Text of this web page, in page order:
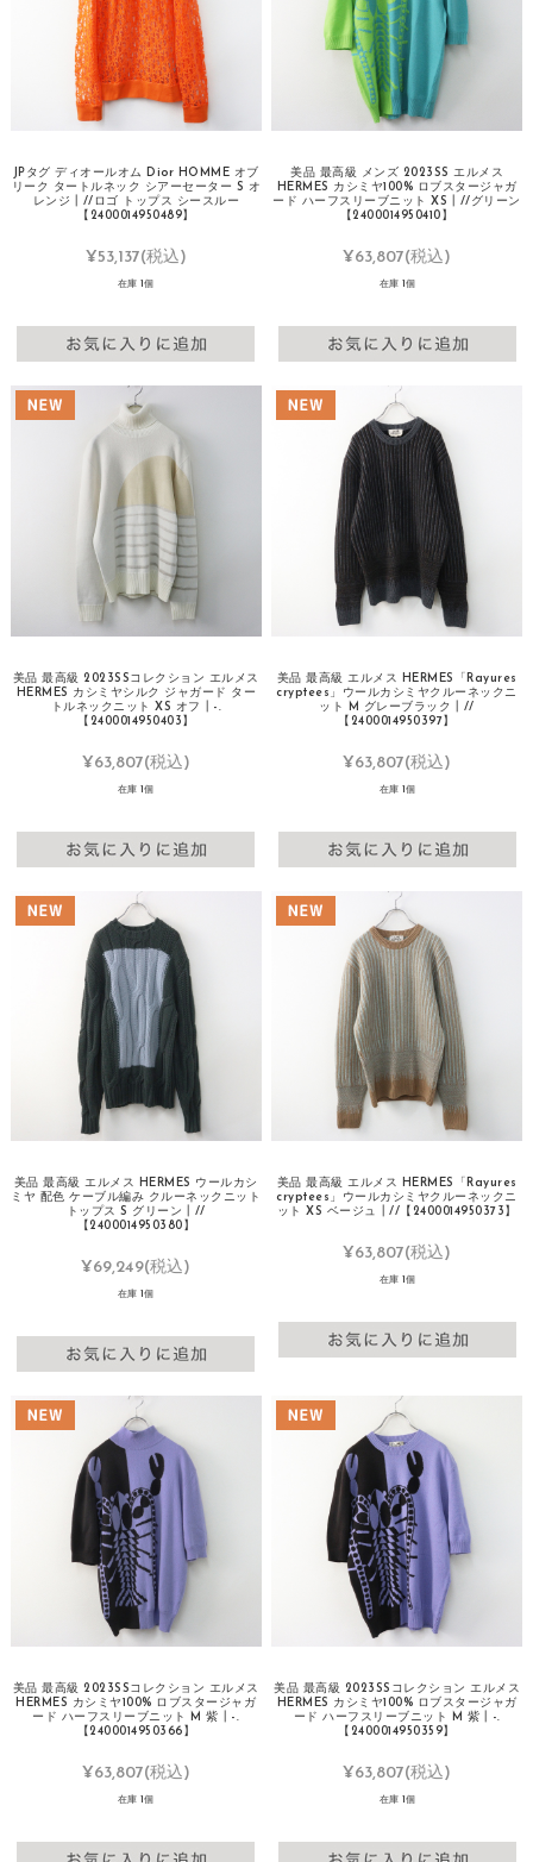
JPタグ ディオールオム Dior HOMME オブ
リーク タートルネック シアーセーター S オ
レンジ┃//ロゴ トップス シースルー
【2400014950489】
¥53,137(税込)
在庫 1個
美品 最高級 メンズ 2023SS エルメス
HERMES カシミヤ100% ロブスタージャガ
ード ハーフスリーブニット XS┃//グリーン
【2400014950410】
¥63,807(税込)
在庫 1個
美品 最高級 2023SSコレクション エルメス
HERMES カシミヤシルク ジャガード ター
トルネックニット XS オフ┃-.
【2400014950403】
¥63,807(税込)
在庫 1個
美品 最高級 エルメス HERMES「Rayures
cryptees」ウールカシミヤクルーネックニ
ット M グレーブラック┃//
【2400014950397】
¥63,807(税込)
在庫 1個
美品 最高級 エルメス HERMES ウールカシ
ミヤ 配色 ケーブル編み クルーネックニット
トップス S グリーン┃//
【2400014950380】
¥69,249(税込)
在庫 1個
美品 最高級 エルメス HERMES「Rayures
cryptees」ウールカシミヤクルーネックニ
ット XS ベージュ┃//【2400014950373】
¥63,807(税込)
在庫 1個
美品 最高級 2023SSコレクション エルメス
HERMES カシミヤ100% ロブスタージャガ
ード ハーフスリーブニット M 紫┃-.
【2400014950366】
¥63,807(税込)
在庫 1個
美品 最高級 2023SSコレクション エルメス
HERMES カシミヤ100% ロブスタージャガ
ード ハーフスリーブニット M 紫┃-.
【2400014950359】
¥63,807(税込)
在庫 1個